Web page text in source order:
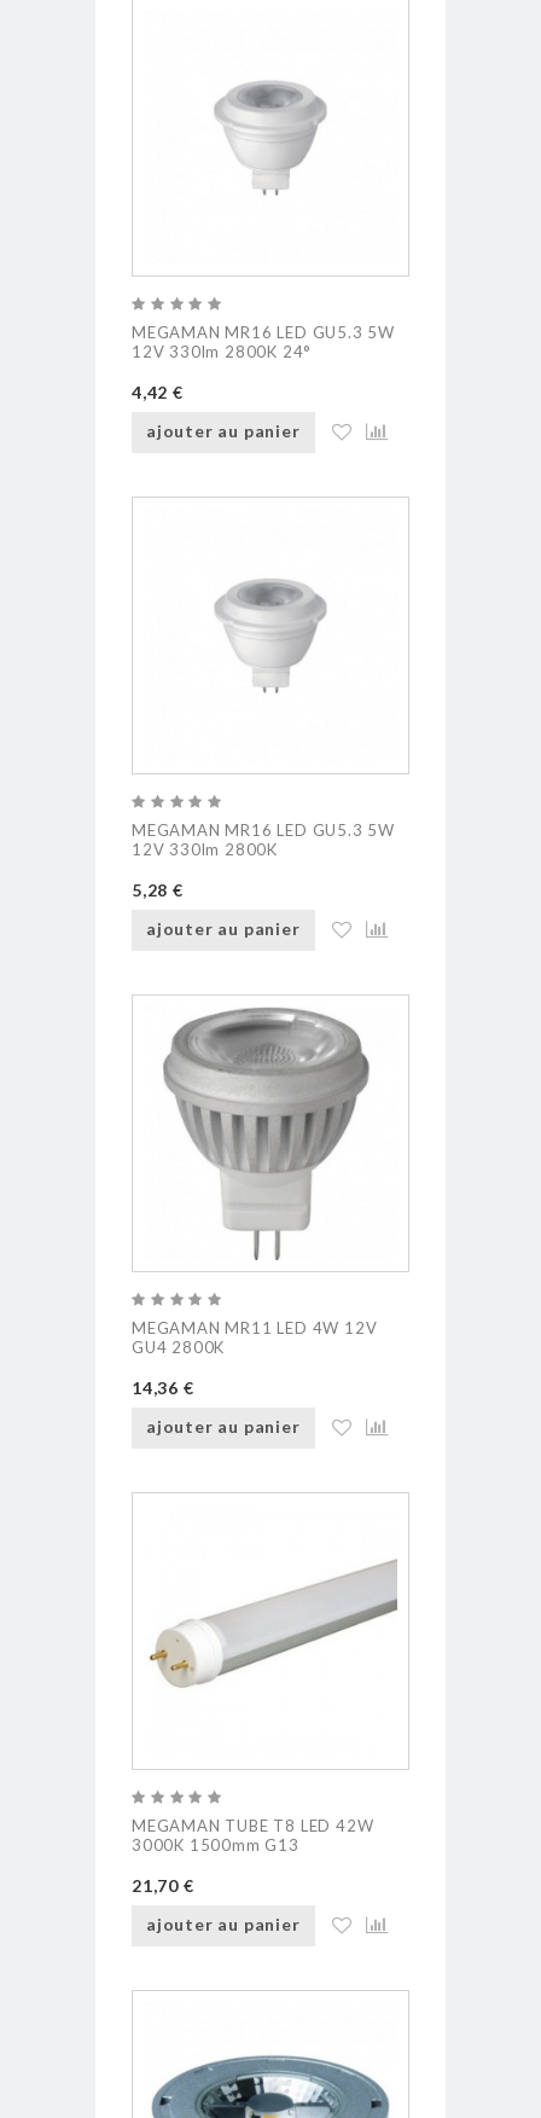
MEGAMAN MR16 LED GU5.3 5W
12V 330lm 2800K 24°
4,42 €
ajouter au panier
MEGAMAN MR16 LED GU5.3 5W
12V 330lm 2800K
5,28 €
ajouter au panier
MEGAMAN MR11 LED 4W 12V
GU4 2800K
14,36 €
ajouter au panier
MEGAMAN TUBE T8 LED 42W
3000K 1500mm G13
21,70 €
ajouter au panier